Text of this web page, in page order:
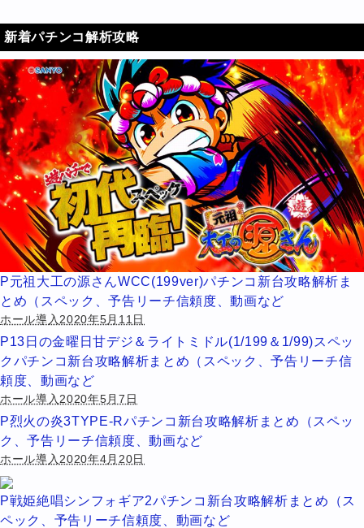
新着パチンコ解析攻略
P元祖大工の源さんWCC(199ver)パチンコ新台攻略解析ま
とめ（スペック、予告リーチ信頼度、動画など
ホール導入2020年5月11日
P13日の金曜日甘デジ＆ライトミドル(1/199＆1/99)スペッ
クパチンコ新台攻略解析まとめ（スペック、予告リーチ信
頼度、動画など
ホール導入2020年5月7日
P烈火の炎3TYPE-Rパチンコ新台攻略解析まとめ（スペッ
ク、予告リーチ信頼度、動画など
ホール導入2020年4月20日
P戦姫絶唱シンフォギア2パチンコ新台攻略解析まとめ（ス
ペック、予告リーチ信頼度、動画など